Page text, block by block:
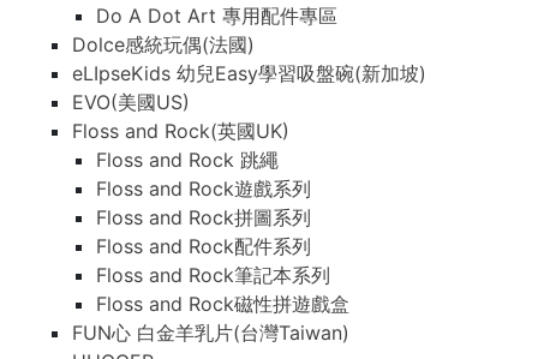
Do A Dot Art 專用配件專區
Dolce感統玩偶(法國)
eLIpseKids 幼兒Easy學習吸盤碗(新加坡)
EVO(美國US)
Floss and Rock(英國UK)
Floss and Rock 跳繩
Floss and Rock遊戲系列
Floss and Rock拼圖系列
Floss and Rock配件系列
Floss and Rock筆記本系列
Floss and Rock磁性拼遊戲盒
FUN心 白金羊乳片(台灣Taiwan)